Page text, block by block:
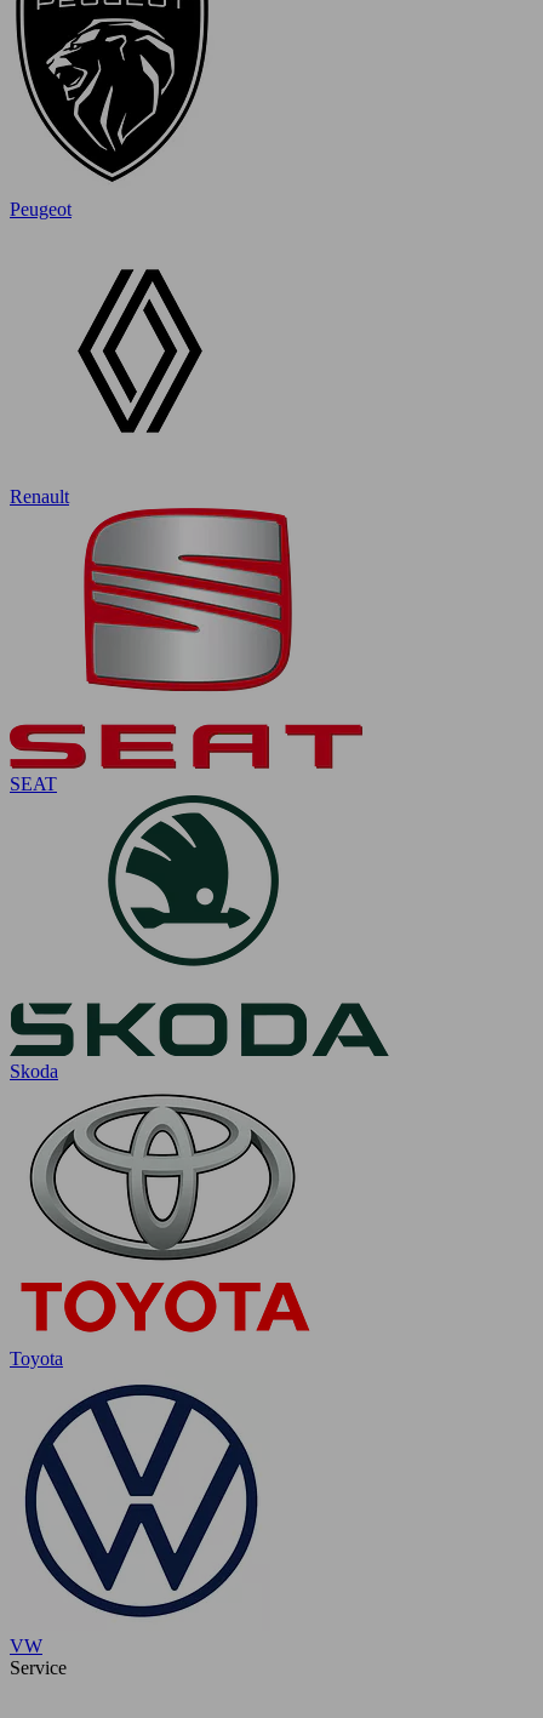
Peugeot
Renault
SEAT
Skoda
Toyota
VW
Service